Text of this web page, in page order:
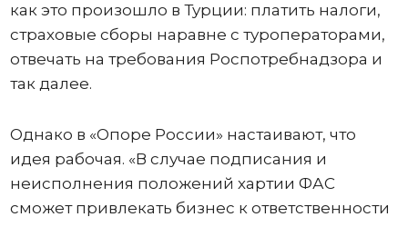
как это произошло в Турции: платить налоги,
страховые сборы наравне с туроператорами,
отвечать на требования Роспотребнадзора и
так далее.
Однако в «Опоре России» настаивают, что
идея рабочая. «В случае подписания и
неисполнения положений хартии ФАС
сможет привлекать бизнес к ответственности